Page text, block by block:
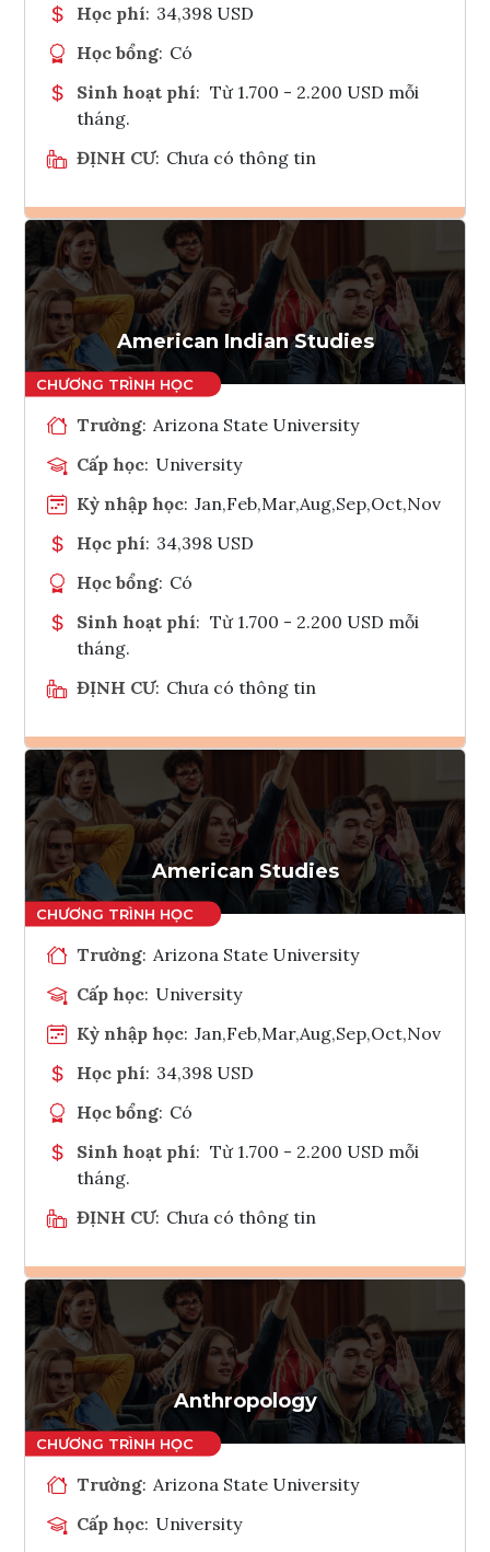
Học phí: 34,398 USD
Học bổng: Có
Sinh hoạt phí: Từ 1.700 - 2.200 USD mỗi
tháng.
ĐỊNH CƯ: Chưa có thông tin
Ghi danh
Tham vấn Interlink
American Indian Studies
Trường: Arizona State University
Cấp học: University
Kỳ nhập học: Jan,Feb,Mar,Aug,Sep,Oct,Nov
Học phí: 34,398 USD
Học bổng: Có
Sinh hoạt phí: Từ 1.700 - 2.200 USD mỗi
tháng.
ĐỊNH CƯ: Chưa có thông tin
Ghi danh
Tham vấn Interlink
American Studies
Trường: Arizona State University
Cấp học: University
Kỳ nhập học: Jan,Feb,Mar,Aug,Sep,Oct,Nov
Học phí: 34,398 USD
Học bổng: Có
Sinh hoạt phí: Từ 1.700 - 2.200 USD mỗi
tháng.
ĐỊNH CƯ: Chưa có thông tin
Ghi danh
Tham vấn Interlink
Anthropology
Trường: Arizona State University
Cấp học: University